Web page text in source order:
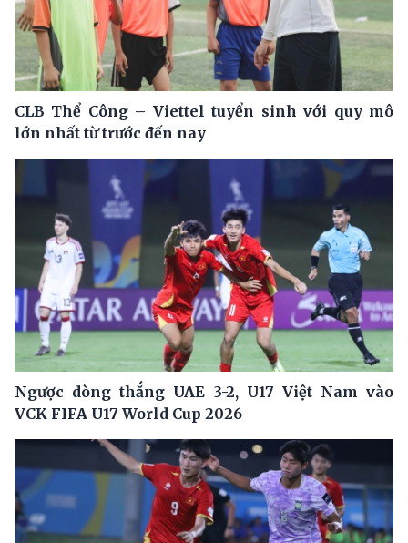
CLB Thể Công – Viettel tuyển sinh với quy mô
lớn nhất từ trước đến nay
Ngược dòng thắng UAE 3-2, U17 Việt Nam vào
VCK FIFA U17 World Cup 2026